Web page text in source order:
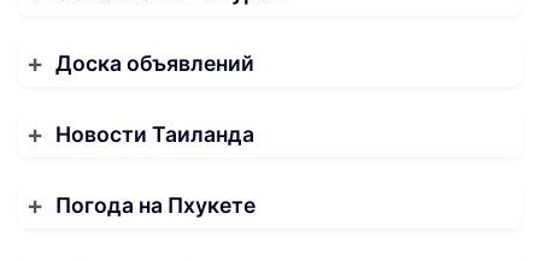
Доска объявлений
Новости Таиланда
Погода на Пхукете